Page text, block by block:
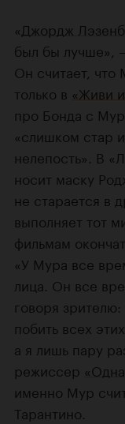
«Джордж
был бы лучше»,
Он считает, что
только в «Живи
про Бонда с
«слишком стар
нелепость». В
носит маску
не старается в
выполняет тот
фильмам
«У Мура все
лица. Он все
говоря
побить всех
а я лишь пару
режиссер
именно Мур
Тарантино.